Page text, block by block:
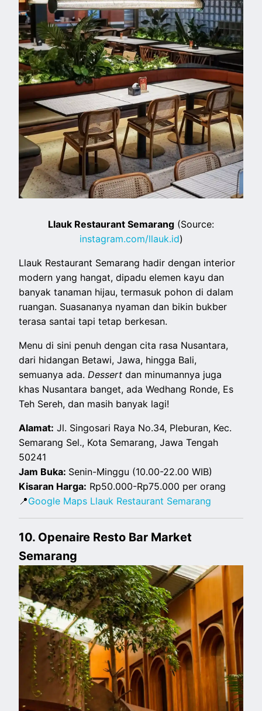
Llauk Restaurant Semarang (Source:
instagram.com/llauk.id)
Llauk Restaurant Semarang hadir dengan interior
modern yang hangat, dipadu elemen kayu dan
banyak tanaman hijau, termasuk pohon di dalam
ruangan. Suasananya nyaman dan bikin bukber
terasa santai tapi tetap berkesan.
Menu di sini penuh dengan cita rasa Nusantara,
dari hidangan Betawi, Jawa, hingga Bali,
semuanya ada. Dessertdan minumannya juga
khas Nusantara banget, ada Wedhang Ronde, Es
Teh Sereh, dan masih banyak lagi!
Alamat: Jl. Singosari Raya No.34, Pleburan, Kec.
Semarang Sel., Kota Semarang, Jawa Tengah
50241
Jam Buka: Senin-Minggu (10.00-22.00 WIB)
Kisaran Harga: Rp50.000-Rp75.000 per orang
📍Google Maps Llauk Restaurant Semarang
10. Openaire Resto Bar Market
Semarang